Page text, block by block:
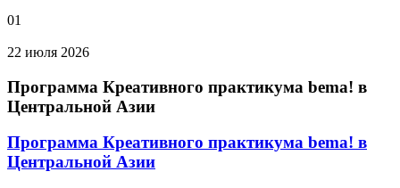
01
22 июля 2026
Программа Креативного практикума bema! в
Центральной Азии
Программа Креативного практикума bema! в
Центральной Азии